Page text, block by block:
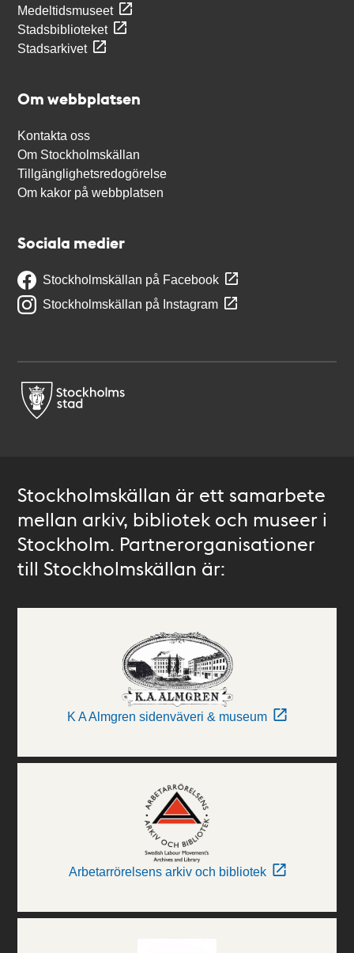
Medeltidsmuseet
Stadsbiblioteket
Stadsarkivet
Om webbplatsen
Kontakta oss
Om Stockholmskällan
Tillgänglighetsredogörelse
Om kakor på webbplatsen
Sociala medier
Stockholmskällan på Facebook
Stockholmskällan på Instagram
Stockholmskällan är ett samarbete
mellan arkiv, bibliotek och museer i
Stockholm. Partnerorganisationer
till Stockholmskällan är:
K A Almgren sidenväveri & museum
Arbetarrörelsens arkiv och bibliotek